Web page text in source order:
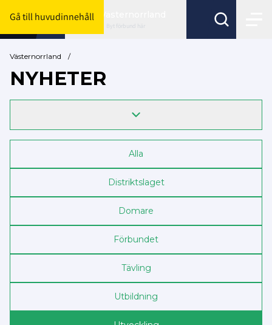
Gå till huvudinnehåll
Byt förbund här
Västernorrland /
NYHETER
Alla
Distriktslaget
Domare
Förbundet
Tävling
Utbildning